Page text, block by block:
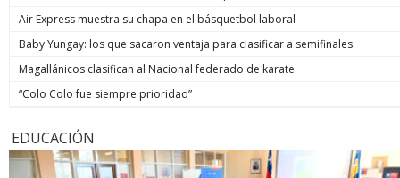
Air Express muestra su chapa en el básquetbol laboral
Baby Yungay: los que sacaron ventaja para clasificar a semifinales
Magallánicos clasifican al Nacional federado de karate
“Colo Colo fue siempre prioridad”
EDUCACIÓN